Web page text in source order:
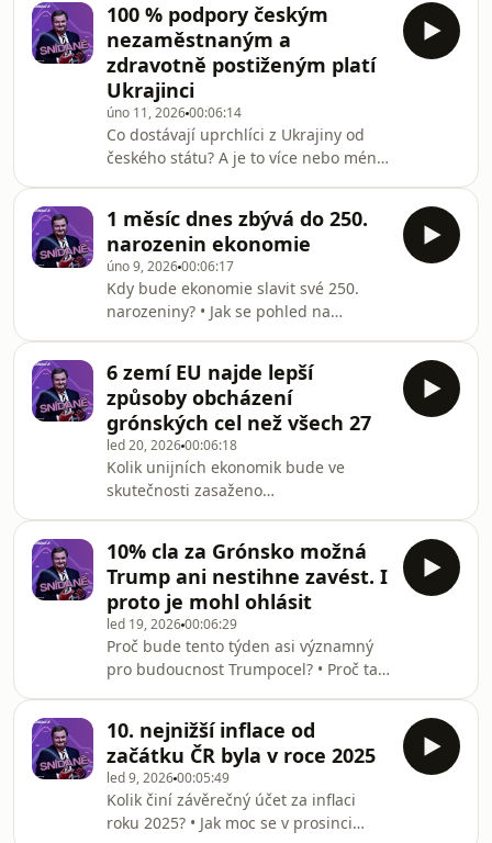
stále dodržuje zákon - i podle
Einsteina?
100 % podpory českým
nezaměstnaným a
zdravotně postiženým platí
Ukrajinci
úno 11, 202600:06:14
Co dostávají uprchlíci z Ukrajiny od
českého státu? A je to více nebo méně
všechno skrze něj Ukrajinci Čechům
platí?
1 měsíc dnes zbývá do 250.
narozenin ekonomie
úno 9, 202600:06:17
Kdy bude ekonomie slavit své 250.
narozeniny? • Jak se pohled na
zamysleli? • A co k tomu přidá 250 let
ověřování na datech?
6 zemí EU najde lepší
způsoby obcházení
grónských cel než všech 27
led 20, 202600:06:18
Kolik unijních ekonomik bude ve
skutečnosti zasaženo
zaclít jenom část celní unie? • A bude
to teď vůbec nějaký zasažený exportér
řešit?
10% cla za Grónsko možná
Trump ani nestihne zavést. I
proto je mohl ohlásit
led 19, 202600:06:29
Proč bude tento týden asi významný
pro budoucnost Trumpocel? • Proč tak
zdánlivý paradox vysvětluje
ekonomická Teorie her?
10. nejnižší inflace od
začátku ČR byla v roce 2025
led 9, 202600:05:49
Kolik činí závěrečný účet za inflaci
roku 2025? • Jak moc se v prosinci